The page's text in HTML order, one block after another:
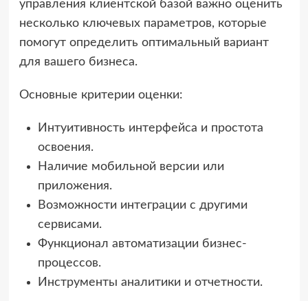
управления клиентской базой важно оценить
несколько ключевых параметров, которые
помогут определить оптимальный вариант
для вашего бизнеса.
Основные критерии оценки:
Интуитивность интерфейса и простота
освоения.
Наличие мобильной версии или
приложения.
Возможности интеграции с другими
сервисами.
Функционал автоматизации бизнес-
процессов.
Инструменты аналитики и отчетности.